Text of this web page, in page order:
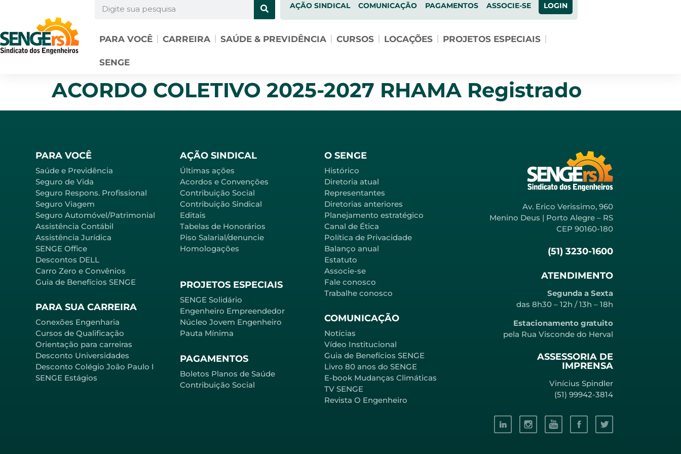
AÇÃO SINDICAL COMUNICAÇÃO PAGAMENTOS ASSOCIE-SE LOGIN
PARA VOCÊ CARREIRA SAÚDE & PREVIDÊNCIA CURSOS LOCAÇÕES PROJETOS ESPECIAIS
SENGE
ACORDO COLETIVO 2025-2027 RHAMA Registrado
PARA VOCÊ
Saúde e Previdência
Seguro de Vida
Seguro Respons. Profissional
Seguro Viagem
Seguro Automóvel/Patrimonial
Assistência Contábil
Assistência Jurídica
SENGE Office
Descontos DELL
Carro Zero e Convênios
Guia de Benefícios SENGE
PARA SUA CARREIRA
Conexões Engenharia
Cursos de Qualificação
Orientação para carreiras
Desconto Universidades
Desconto Colégio João Paulo I
SENGE Estágios
AÇÃO SINDICAL
Últimas ações
Acordos e Convenções
Contribuição Social
Contribuição Sindical
Editais
Tabelas de Honorários
Piso Salarial/denuncie
Homologações
PROJETOS ESPECIAIS
SENGE Solidário
Engenheiro Empreendedor
Núcleo Jovem Engenheiro
Pauta Mínima
PAGAMENTOS
Boletos Planos de Saúde
Contribuição Social
O SENGE
Histórico
Diretoria atual
Representantes
Diretorias anteriores
Planejamento estratégico
Canal de Ética
Política de Privacidade
Balanço anual
Estatuto
Associe-se
Fale conosco
Trabalhe conosco
COMUNICAÇÃO
Notícias
Vídeo Institucional
Guia de Benefícios SENGE
Livro 80 anos do SENGE
E-book Mudanças Climáticas
TV SENGE
Revista O Engenheiro
Av. Erico Verissimo, 960
Menino Deus | Porto Alegre – RS
CEP 90160-180
(51) 3230-1600
ATENDIMENTO
Segunda a Sexta
das 8h30 – 12h / 13h – 18h
Estacionamento gratuito
pela Rua Visconde do Herval
ASSESSORIA DE
IMPRENSA
Vinícius Spindler
(51) 99942-3814